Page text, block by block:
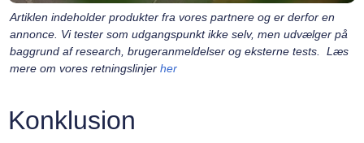
Artiklen indeholder produkter fra vores partnere og er derfor en
annonce. Vi tester som udgangspunkt ikke selv, men udvælger på
baggrund af research, brugeranmeldelser og eksterne tests. Læs
mere om vores retningslinjer her
Konklusion